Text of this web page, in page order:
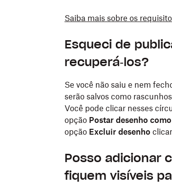
Saiba mais sobre os
Esqueci de
recuperá‑los?
Se você não saiu e nem
serão salvos como
Você pode clicar nesses
opção Postar desenho
opção Excluir desenho
Posso adicionar
fiquem visíveis